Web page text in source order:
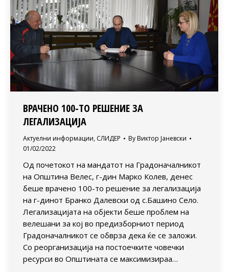
ВРАЧЕНО 100-ТО РЕШЕНИЕ ЗА
ЛЕГАЛИЗАЦИЈА
Актуелни информации, СЛИДЕР By Виктор Јаневски
01/02/2022
Од почетокот на мандатот на Градоначалникот
на Општина Велес, г-дин Марко Колев, денес
беше врачено 100-то решение за легализација
на г-динот Бранко Далевски од с.Башино Село.
Легализацијата на објекти беше проблем на
велешани за кој во предизборниот период
Градоначалникот се обврза дека ќе се заложи.
Со реорганизација на постоечките човечки
ресурси во Општината се максимизираа…